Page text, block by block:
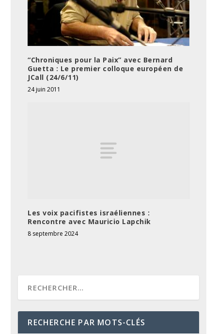
“Chroniques pour la Paix” avec Bernard
Guetta : Le premier colloque européen de
JCall (24/6/11)
24 juin 2011
Les voix pacifistes israéliennes :
Rencontre avec Mauricio Lapchik
8 septembre 2024
RECHERCHE PAR MOTS-CLÉS